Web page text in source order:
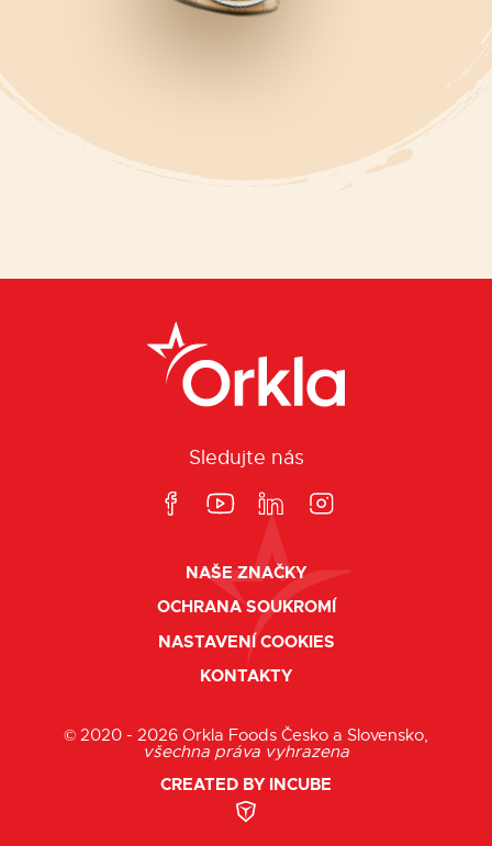
Sledujte nás
NAŠE ZNAČKY
OCHRANA SOUKROMÍ
NASTAVENÍ COOKIES
KONTAKTY
© 2020 - 2026 Orkla Foods Česko a Slovensko,
všechna práva vyhrazena
CREATED BY INCUBE